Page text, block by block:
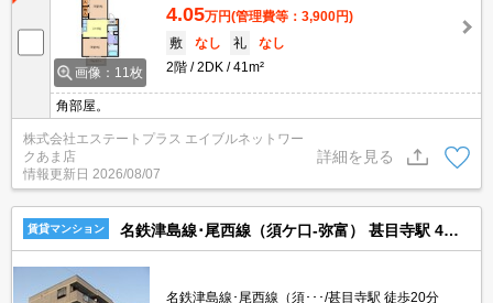
画像：11枚
4.05万円(管理費等：3,900円)
敷
なし 礼
なし
2階
2DK 41m²
角部屋。
株式会社エステートプラス エイブルネットワー
クあま店
情報更新日 2026/08/07
詳細を見る
賃貸マンション 名鉄津島線･尾西線（須ケ口-弥富） 甚目寺駅 4階建 築31年
名鉄津島線･尾西線（須･･･/甚目寺駅 徒歩20分